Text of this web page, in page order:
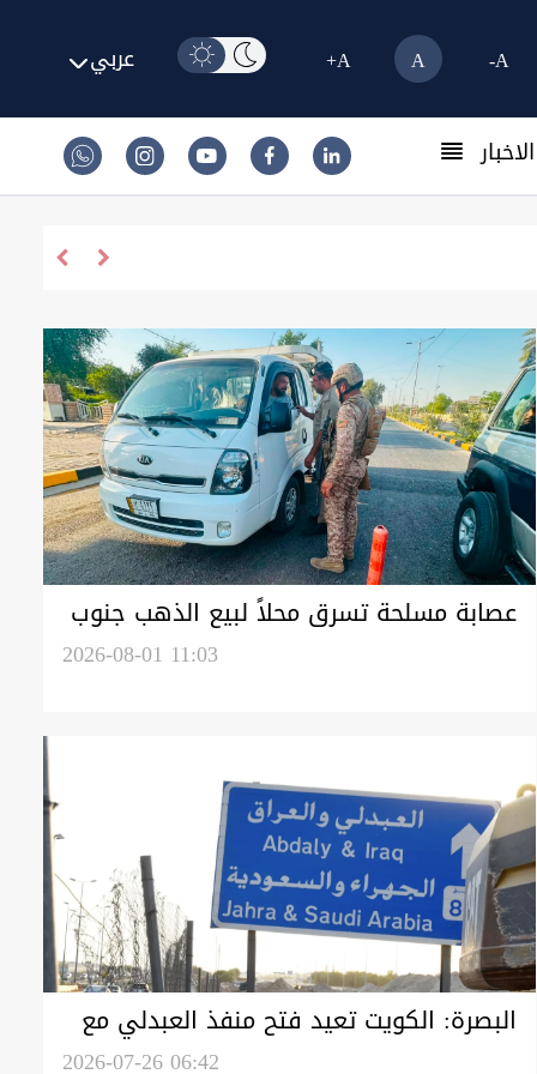
A-
A
A+ عربي
واشنطن تفرض
عصابة مسلحة تسرق محلاً لبيع الذهب جنوب
2026-08-01 11:03
البصرة: الكويت تعيد فتح منفذ العبدلي مع
2026-07-26 06:42